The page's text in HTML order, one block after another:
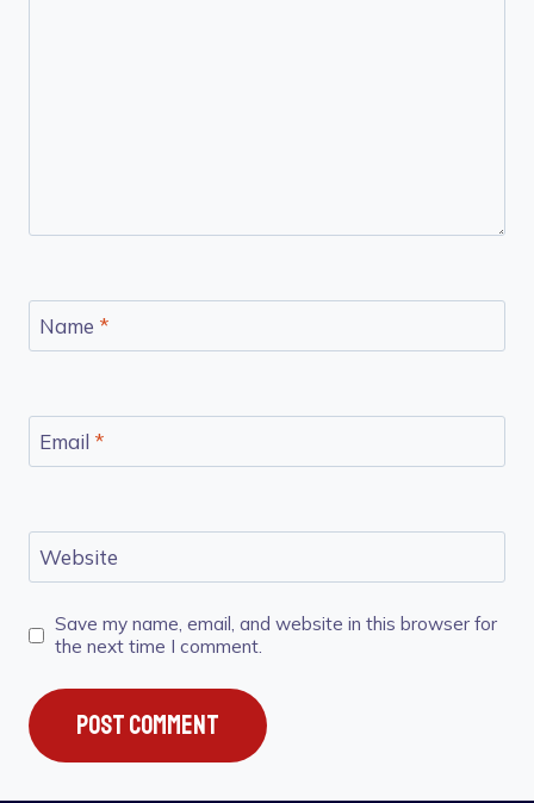
Name *
Email *
Website
Save my name, email, and website in this browser for
the next time I comment.